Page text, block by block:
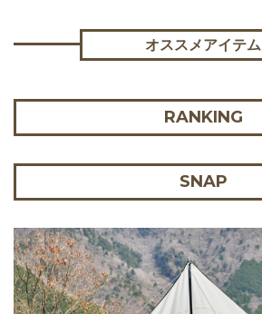
オススメアイテム
RANKING
SNAP